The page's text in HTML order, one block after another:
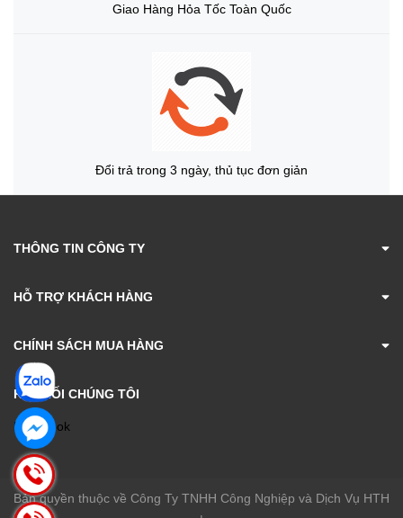
Giao Hàng Hỏa Tốc Toàn Quốc
Đổi trả trong 3 ngày, thủ tục đơn giản
THÔNG TIN CÔNG TY
HỖ TRỢ KHÁCH HÀNG
CHÍNH SÁCH MUA HÀNG
KẾT NỐI CHÚNG TÔI
Facebook
Bản quyền thuộc về Công Ty TNHH Công Nghiệp và Dịch Vụ HTH